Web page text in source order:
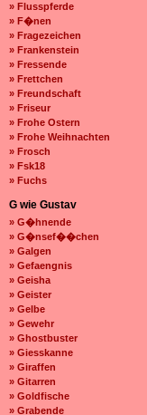
» Flusspferde
» F�nen
» Fragezeichen
» Frankenstein
» Fressende
» Frettchen
» Freundschaft
» Friseur
» Frohe Ostern
» Frohe Weihnachten
» Frosch
» Fsk18
» Fuchs
G wie Gustav
» G�hnende
» G�nsef��chen
» Galgen
» Gefaengnis
» Geisha
» Geister
» Gelbe
» Gewehr
» Ghostbuster
» Giesskanne
» Giraffen
» Gitarren
» Goldfische
» Grabende